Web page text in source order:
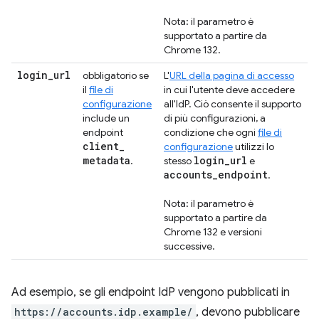
Nota: il parametro è
supportato a partire da
Chrome 132.
login_url
obbligatorio se
il file di
configurazione
include un
endpoint
client_
metadata.
L'URL della pagina di accesso
in cui l'utente deve accedere
all'IdP. Ciò consente il supporto
di più configurazioni, a
condizione che ogni file di
configurazioneutilizzi lo
stesso login_url e
accounts_endpoint.
Nota: il parametro è
supportato a partire da
Chrome 132 e versioni
successive.
Ad esempio, se gli endpoint IdP vengono pubblicati in
https://accounts.idp.example/ , devono pubblicare